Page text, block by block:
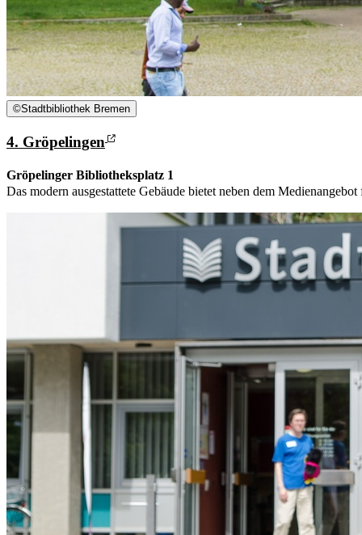
©Stadtbibliothek Bremen
4. Gröpelingen
Gröpelinger Bibliotheksplatz 1
Das modern ausgestattete Gebäude bietet neben dem